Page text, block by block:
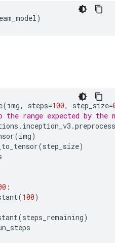
)
(img, steps=100, step_size=
range expected by the
. inception_v3 .
(img)
(step_size)
:
(100)
(steps_remaining)